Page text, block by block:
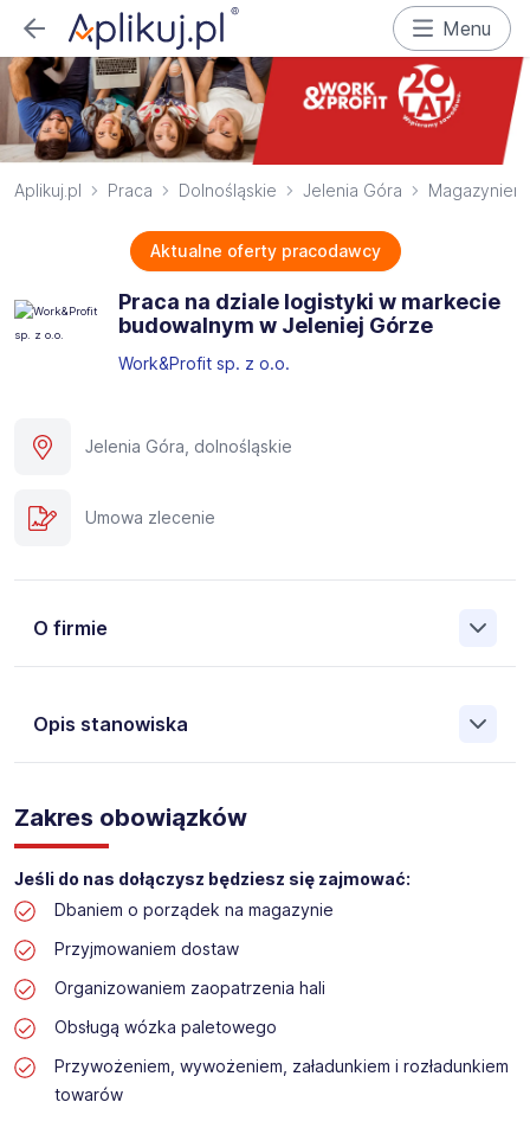
Menu
Aplikuj.pl Praca Dolnośląskie Jelenia Góra Magazynier
Aktualne oferty pracodawcy
Praca na dziale logistyki w markecie
budowalnym w Jeleniej Górze
Work&Profit sp. z o.o.
Jelenia Góra, dolnośląskie
Umowa zlecenie
O firmie
Opis stanowiska
Pośrednictwa Pracy i Doradztwa Personalnego Work &
Profit jest obecnie jedną z największych niezależnych
polskich agencji zatrudnienia. W ciągu wielu lat naszej
działalności daliśmy pracę przeszło 50 000 pracowników
w całym kraju. Skutecznie znajdujemy pracowników dla
największych firm, jak również małych rodzinnych
przedsiębiorstw w Polsce. Agencja jest wpisana pod nr
stanowisko:
Praca na dziale logistyki w markecie budowalnym
Lokalizacja: Jelenia Góra
Zakres obowiązków
Jeśli do nas dołączysz będziesz się zajmować:
Dbaniem o porządek na magazynie
Przyjmowaniem dostaw
Organizowaniem zaopatrzenia hali
Obsługą wózka paletowego
Przywożeniem, wywożeniem, załadunkiem i rozładunkiem
towarów